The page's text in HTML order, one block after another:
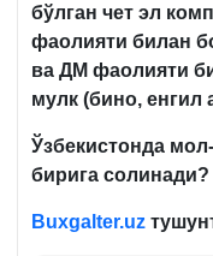
бўлган чет эл
фаолияти билан
ва ДМ фаолияти
мулк (бино,
Ўзбекистонда
бирига солинади?
Buxgalter.uz